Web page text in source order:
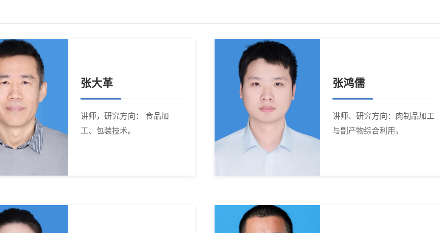
张大革
讲师，研究方向： 食品加
工、包装技术。
张鸿儒
讲师、研究方向：肉制品加工
与副产物综合利用。